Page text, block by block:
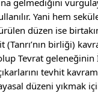
gelmediğini
Yani hem
düzen ise
birliği)
Tevrat
tevhit
düzeni yıkmak